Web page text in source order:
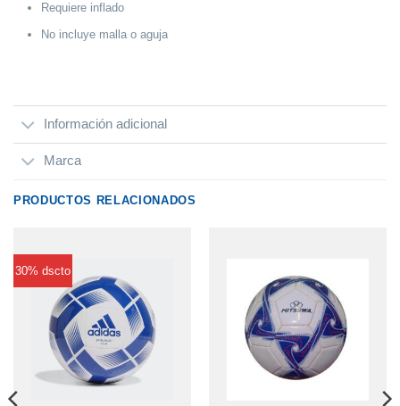
Requiere inflado
No incluye malla o aguja
Información adicional
Marca
PRODUCTOS RELACIONADOS
30% dscto